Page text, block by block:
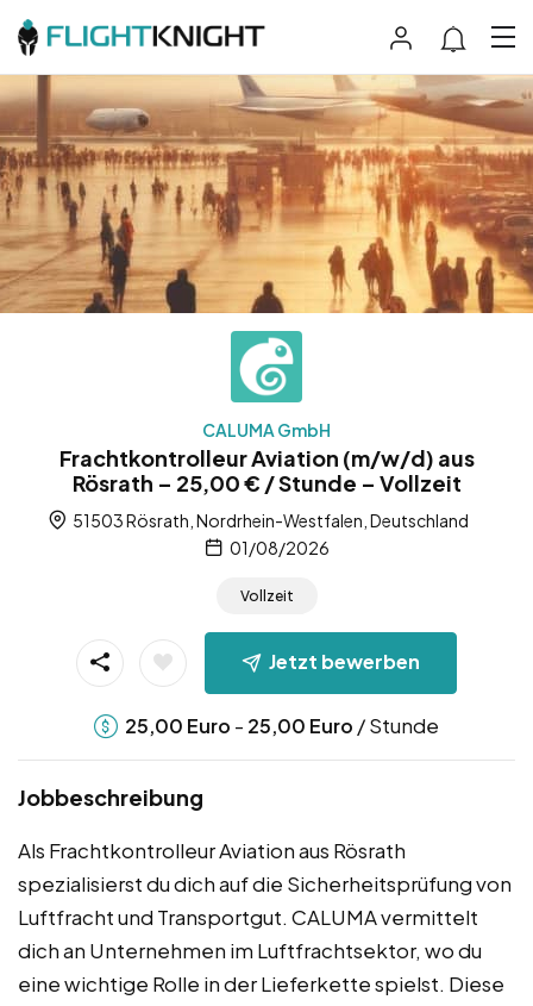
CALUMA GmbH
Frachtkontrolleur Aviation (m/w/d) aus
Rösrath – 25,00 € / Stunde – Vollzeit
51503 Rösrath, Nordrhein-Westfalen, Deutschland
01/08/2026
Vollzeit
Jetzt bewerben
25,00 Euro - 25,00 Euro / Stunde
Jobbeschreibung
Als Frachtkontrolleur Aviation aus Rösrath
spezialisierst du dich auf die Sicherheitsprüfung von
Luftfracht und Transportgut. CALUMA vermittelt
dich an Unternehmen im Luftfrachtsektor, wo du
eine wichtige Rolle in der Lieferkette spielst. Diese